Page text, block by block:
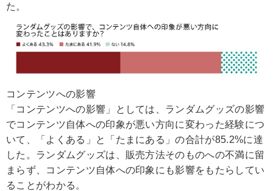
た。
コンテンツへの影響
「コンテンツへの影響」としては、ランダムグッズの影響
でコンテンツ自体への印象が悪い方向に変わった経験につ
いて、「よくある」と「たまにある」の合計が85.2%に達
した。ランダムグッズは、販売方法そのものへの不満に留
まらず、コンテンツ自体への印象にも影響をもたらしてい
ることがわかる。